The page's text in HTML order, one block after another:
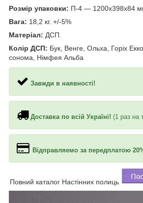
Розмір упаковки: П-4 — 1200х398х84
Вага: 18,2 кг. +/-5%
Матеріал: ДСП.
Колір ДСП: Бук, Венге, Ольха, Горіх
сонома, Німфея Альба
Завжди в наявності!
Доставка по всій Україні! (1 раз на
Відправляемо за передплатою
Повний каталог Настінних полиць